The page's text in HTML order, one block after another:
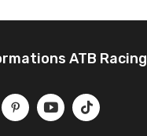
ATB Racing